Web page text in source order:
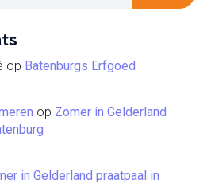
op Batenburgs Erfgoed
op Zomer in Gelderland
in Gelderland praatpaal in